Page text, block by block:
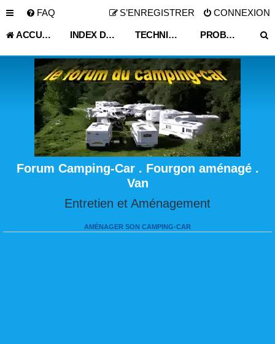
FAQ CONNEXION
S’ENREGISTRER
ACCUEIL INDEX DU FORUM TECHNIQUE VIE PRATIQUE PROBLÈME CELLULE ,PARTIE HABITABLE
Forum Camping-Car . Fourgon aménagé .
Van
Entretien et Aménagement
AMÉNAGER SON CAMPING-CAR